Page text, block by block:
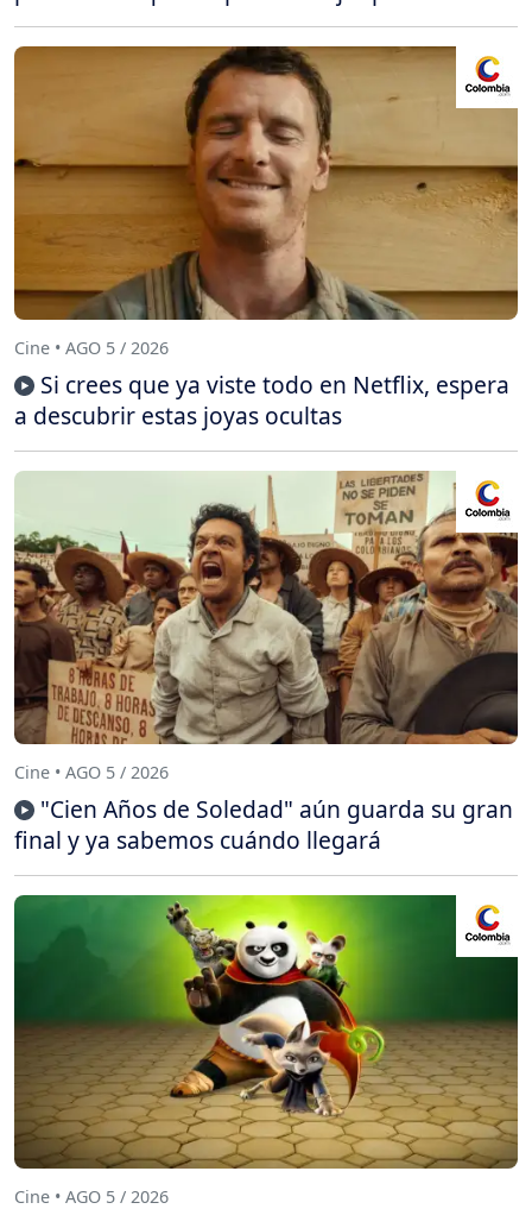
Cine • AGO 5 / 2026
Si crees que ya viste todo en Netflix, espera
a descubrir estas joyas ocultas
Cine • AGO 5 / 2026
"Cien Años de Soledad" aún guarda su gran
final y ya sabemos cuándo llegará
Cine • AGO 5 / 2026